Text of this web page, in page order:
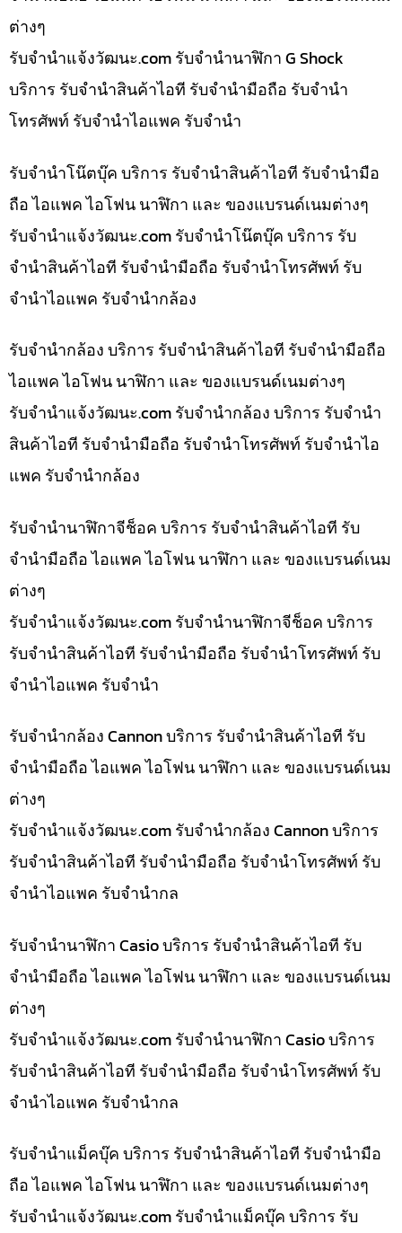
ต่างๆ
รับจํานําแจ้งวัฒนะ.com รับจำนำนาฬิกา G Shock
บริการ รับจำนำสินค้าไอที รับจำนำมือถือ รับจำนำ
โทรศัพท์ รับจำนำไอแพค รับจำนำ
รับจำนำโน๊ตบุ๊ค บริการ รับจำนำสินค้าไอที รับจำนำมือ
ถือ ไอแพค ไอโฟน นาฬิกา และ ของแบรนด์เนมต่างๆ
รับจํานําแจ้งวัฒนะ.com รับจำนำโน๊ตบุ๊ค บริการ รับ
จำนำสินค้าไอที รับจำนำมือถือ รับจำนำโทรศัพท์ รับ
จำนำไอแพค รับจำนำกล้อง
รับจำนำกล้อง บริการ รับจำนำสินค้าไอที รับจำนำมือถือ
ไอแพค ไอโฟน นาฬิกา และ ของแบรนด์เนมต่างๆ
รับจํานําแจ้งวัฒนะ.com รับจำนำกล้อง บริการ รับจำนำ
สินค้าไอที รับจำนำมือถือ รับจำนำโทรศัพท์ รับจำนำไอ
แพค รับจำนำกล้อง
รับจำนำนาฬิกาจีช็อค บริการ รับจำนำสินค้าไอที รับ
จำนำมือถือ ไอแพค ไอโฟน นาฬิกา และ ของแบรนด์เนม
ต่างๆ
รับจํานําแจ้งวัฒนะ.com รับจำนำนาฬิกาจีช็อค บริการ
รับจำนำสินค้าไอที รับจำนำมือถือ รับจำนำโทรศัพท์ รับ
จำนำไอแพค รับจำนำ
รับจำนำกล้อง Cannon บริการ รับจำนำสินค้าไอที รับ
จำนำมือถือ ไอแพค ไอโฟน นาฬิกา และ ของแบรนด์เนม
ต่างๆ
รับจํานําแจ้งวัฒนะ.com รับจำนำกล้อง Cannon บริการ
รับจำนำสินค้าไอที รับจำนำมือถือ รับจำนำโทรศัพท์ รับ
จำนำไอแพค รับจำนำกล
รับจำนำนาฬิกา Casio บริการ รับจำนำสินค้าไอที รับ
จำนำมือถือ ไอแพค ไอโฟน นาฬิกา และ ของแบรนด์เนม
ต่างๆ
รับจํานําแจ้งวัฒนะ.com รับจำนำนาฬิกา Casio บริการ
รับจำนำสินค้าไอที รับจำนำมือถือ รับจำนำโทรศัพท์ รับ
จำนำไอแพค รับจำนำกล
รับจำนำแม็คบุ๊ค บริการ รับจำนำสินค้าไอที รับจำนำมือ
ถือ ไอแพค ไอโฟน นาฬิกา และ ของแบรนด์เนมต่างๆ
รับจํานําแจ้งวัฒนะ.com รับจำนำแม็คบุ๊ค บริการ รับ